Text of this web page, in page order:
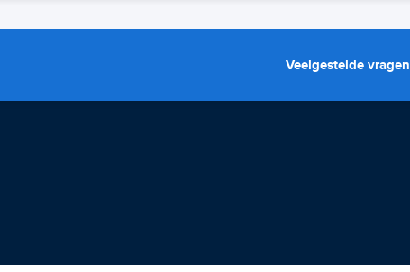
Veelgestelde vragen